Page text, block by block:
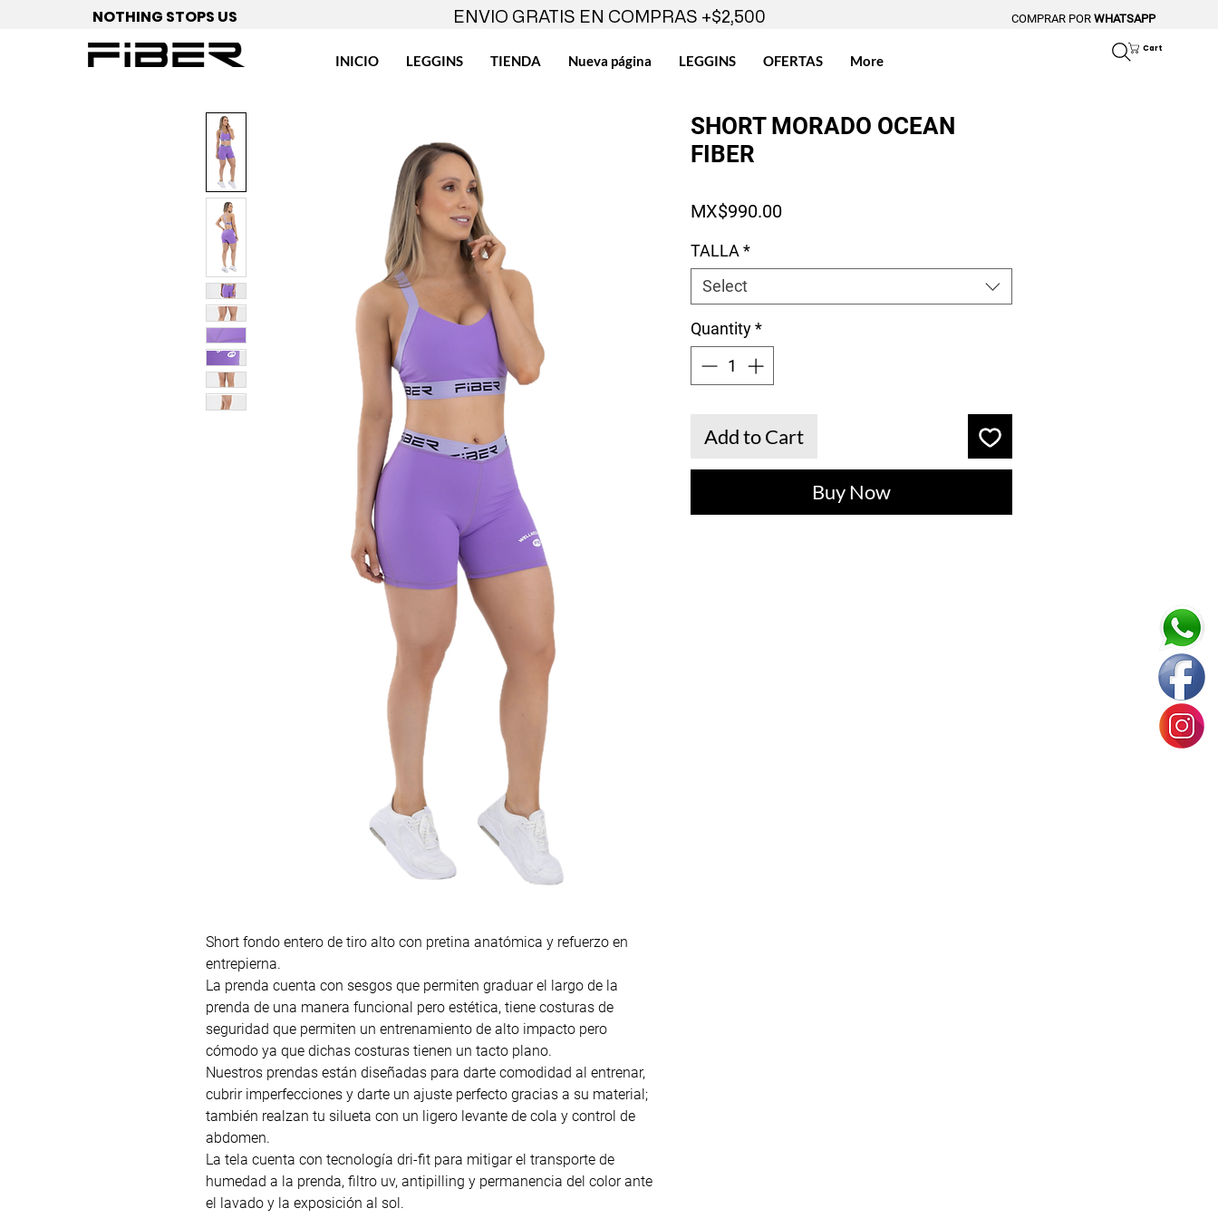
NOTHING STOPS US
INICIO LEGGINS TIENDA Nueva página LEGGINS OFERTAS More
ENVIO GRATIS EN COMPRAS +$2,500
Cart
COMPRAR POR WHATSAPP
Short fondo entero de tiro alto con pretina anatómica y refuerzo en
entrepierna.
La prenda cuenta con sesgos que permiten graduar el largo de la
prenda de una manera funcional pero estética, tiene costuras de
seguridad que permiten un entrenamiento de alto impacto pero
cómodo ya que dichas costuras tienen un tacto plano.
Nuestros prendas están diseñadas para darte comodidad al entrenar,
cubrir imperfecciones y darte un ajuste perfecto gracias a su material;
también realzan tu silueta con un ligero levante de cola y control de
abdomen.
La tela cuenta con tecnología dri-fit para mitigar el transporte de
humedad a la prenda, filtro uv, antipilling y permanencia del color ante
el lavado y la exposición al sol.
SHORT MORADO OCEAN
FIBER
MX$990.00Price
TALLA *
Select
Quantity*
Add to Cart
Buy Now